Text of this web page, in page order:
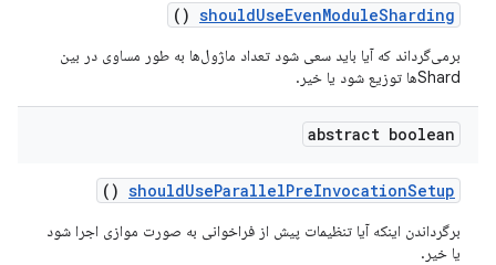
shouldUseEvenModuleSharding
()
برمی‌گرداند که آیا باید سعی شود تعداد ماژول‌ها به طور مساوی در بین
Shardها توزیع شود یا خیر.
abstract boolean
shouldUseParallelPreInvocationSetup
()
برگرداندن اینکه آیا تنظیمات پیش از فراخوانی به صورت موازی اجرا شود
یا خیر.